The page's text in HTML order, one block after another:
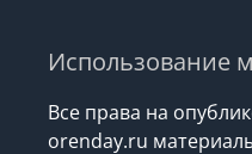
Использование
Все права на
orenday.ru